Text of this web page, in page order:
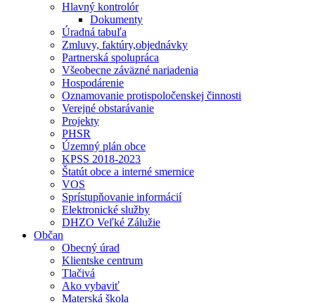
Hlavný kontrolór
Dokumenty
Úradná tabuľa
Zmluvy, faktúry,objednávky
Partnerská spolupráca
Všeobecne záväzné nariadenia
Hospodárenie
Oznamovanie protispoločenskej činnosti
Verejné obstarávanie
Projekty
PHSR
Územný plán obce
KPSS 2018-2023
Štatút obce a interné smernice
VOS
Sprístupňovanie informácií
Elektronické služby
DHZO Veľké Zálužie
Občan
Obecný úrad
Klientske centrum
Tlačivá
Ako vybaviť
Materská škola